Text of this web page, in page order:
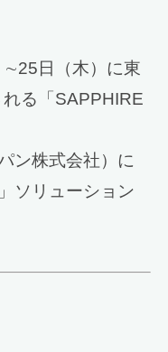
∼25日（木）に東
る「SAPPHIRE
ン株式会社）に
ソリューション